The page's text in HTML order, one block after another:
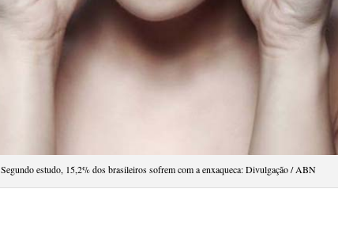
Segundo estudo, 15,2% dos brasileiros sofrem com a enxaqueca: Divulgação / ABN